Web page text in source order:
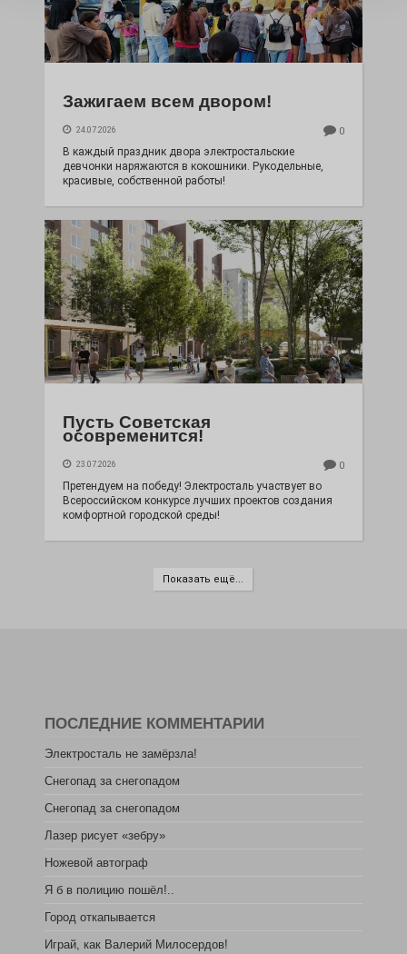
Зажигаем всем двором!
24.07.2026 0
В каждый праздник двора электростальские
девчонки наряжаются в кокошники. Рукодельные,
красивые, собственной работы!
Пусть Советская
осовременится!
23.07.2026 0
Претендуем на победу! Электросталь участвует во
Всероссийском конкурсе лучших проектов создания
комфортной городской среды!
Показать ещё...
ПОСЛЕДНИЕ КОММЕНТАРИИ
Электросталь не замёрзла!
Снегопад за снегопадом
Снегопад за снегопадом
Лазер рисует «зебру»
Ножевой автограф
Я б в полицию пошёл!..
Город откапывается
Играй, как Валерий Милосердов!